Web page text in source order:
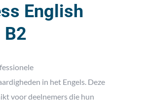
English
in het Engels. Deze
voor deelnemers die hun